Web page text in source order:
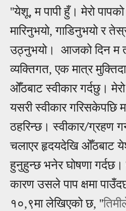
''येशू, म पापी हुँ। मेरो
मारिनुभयो, गाडिनुभयो र
उठ्नुभयो। आजको दिन म
व्यक्तिगत, एक मात्र
ओँठबाट स्वीकार गर्दछु। मेरो
यसरी स्वीकार गरिसकेपछि
ठहरिन्छ। स्वीकार/ग्रहण
चलाएर हृदयदेखि ओँठबाट
हुनुहुन्छ भनेर घोषणा गर्दछ।
कारण उसले पाप क्षमा
१०,९मा लेखिएको छ, ''